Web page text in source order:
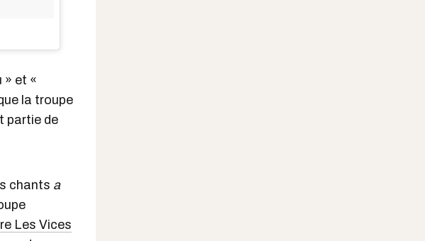
» et «
la troupe
partie de
chants a
Les Vices